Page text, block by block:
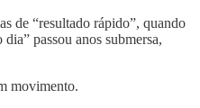
de “resultado rápido”, quando
passou anos submersa,
movimento.